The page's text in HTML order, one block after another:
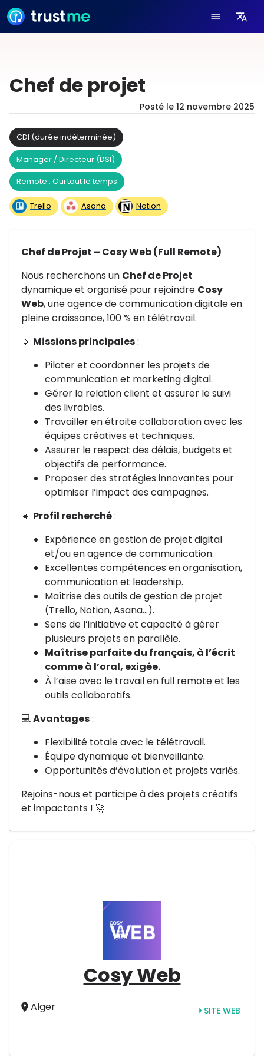
Chef de projet
Posté le 12 novembre 2025
CDI (durée indéterminée)
Manager / Directeur (DSI)
Remote : Oui tout le temps
Trello Asana Notion
Chef de Projet – Cosy Web (Full Remote)
Nous recherchons un Chef de Projet
dynamique et organisé pour rejoindre Cosy
Web, une agence de communication digitale en
pleine croissance, 100 % en télétravail.
🔹 Missions principales:
Piloter et coordonner les projets de
communication et marketing digital.
Gérer la relation client et assurer le suivi
des livrables.
Travailler en étroite collaboration avec les
équipes créatives et techniques.
Assurer le respect des délais, budgets et
objectifs de performance.
Proposer des stratégies innovantes pour
optimiser l’impact des campagnes.
🔹 Profil recherché:
Expérience en gestion de projet digital
et/ou en agence de communication.
Excellentes compétences en organisation,
communication et leadership.
Maîtrise des outils de gestion de projet
(Trello, Notion, Asana…).
Sens de l’initiative et capacité à gérer
plusieurs projets en parallèle.
Maîtrise parfaite du français, à l’écrit
comme à l’oral, exigée.
À l’aise avec le travail en full remote et les
outils collaboratifs.
💻Avantages:
Flexibilité totale avec le télétravail.
Équipe dynamique et bienveillante.
Opportunités d’évolution et projets variés.
Rejoins-nous et participe à des projets créatifs
et impactants ! 🚀
Cosy Web
Alger SITE WEB